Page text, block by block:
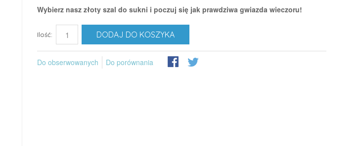
Wybierz nasz złoty szal do sukni i poczuj się jak prawdziwa gwiazda wieczoru!
Ilość: DODAJ DO KOSZYKA
Do obserwowanych Do porównania